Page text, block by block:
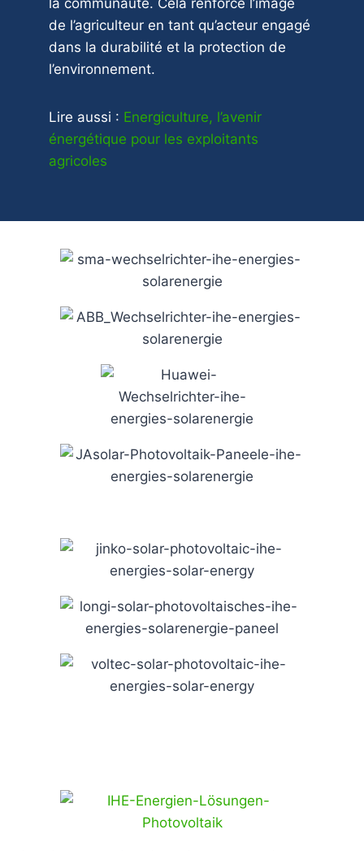
la communauté. Cela renforce l’image
de l’agriculteur en tant qu’acteur engagé
dans la durabilité et la protection de
l’environnement.
Lire aussi : Energiculture, l’avenir
énergétique pour les exploitants
agricoles